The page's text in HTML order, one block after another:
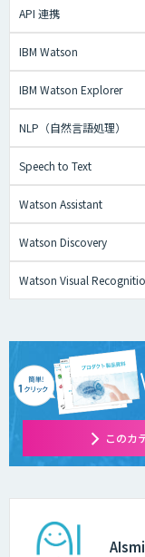
API 連携
IBM Watson
IBM Watson Explorer
NLP（自然言語処理）
Speech to Text
Watson Assistant
Watson Discovery
Watson Visual
このカ